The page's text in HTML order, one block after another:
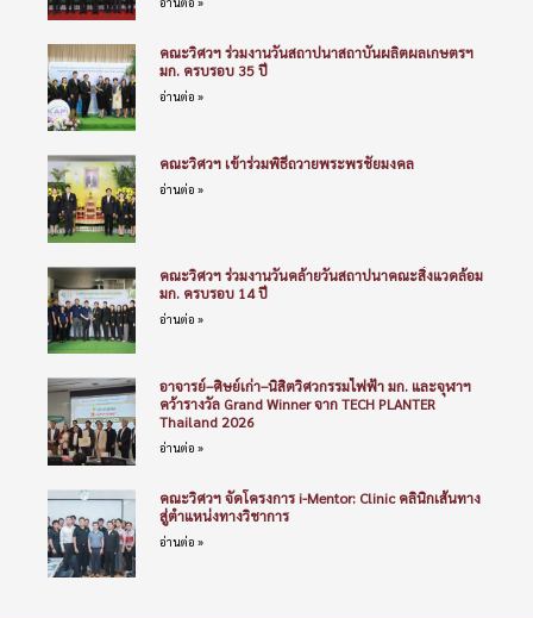
คณะวิศวฯ ร่วมงานวันสถาปนาสถาบันผลิตผลเกษตรฯ
มก. ครบรอบ 35 ปี
อ่านต่อ »
คณะวิศวฯ เข้าร่วมพิธีถวายพระพรชัยมงคล
อ่านต่อ »
คณะวิศวฯ ร่วมงานวันคล้ายวันสถาปนาคณะสิ่งแวดล้อม
มก. ครบรอบ 14 ปี
อ่านต่อ »
อาจารย์–ศิษย์เก่า–นิสิตวิศวกรรมไฟฟ้า มก. และจุฬาฯ
คว้ารางวัล Grand Winner จาก TECH PLANTER
Thailand 2026
อ่านต่อ »
คณะวิศวฯ จัดโครงการ i-Mentor: Clinic คลินิกเส้นทาง
สู่ตำแหน่งทางวิชาการ
อ่านต่อ »